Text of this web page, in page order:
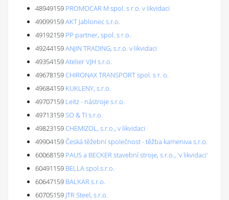
48949159 PROMOCAR M spol. s r.o. v likvidaci
49099159AKT Jablonec s.r.o.
49192159 PP partner, spol. s r.o.
49244159ANJIN TRADING, s.r.o. v likvidaci
49354159Atelier VJH s.r.o.
49678159CHIRONAX TRANSPORT spol. s r. o.
49684159 KUKLENY, s.r.o.
49707159 Leitz - nástroje s.r.o.
49713159SO & TI s.r.o.
49823159CHEMIZOL, s.r.o., v likvidaci
49904159Česká těžební společnost - těžba kameniva s.r.o.
60068159 PAUS a BECKER stavební stroje, s.r.o., 'v likvidaci'
60491159 BELLA spol.s.r.o.
60647159 BALKAR s.r.o.
60705159 JTR Steel, s.r.o.